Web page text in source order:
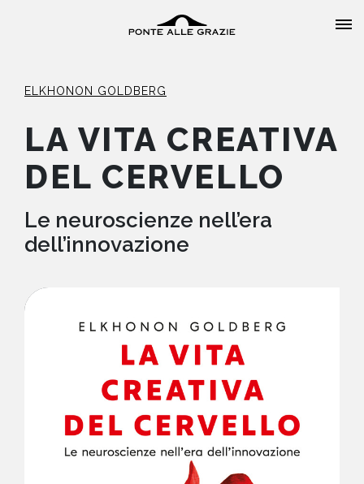
HOME
CHI SIAMO
EVENTI
NEWS
CONTATTI
ELKHONON GOLDBERG
LA VITA CREATIVA
DEL CERVELLO
Le neuroscienze nell’era
dell’innovazione